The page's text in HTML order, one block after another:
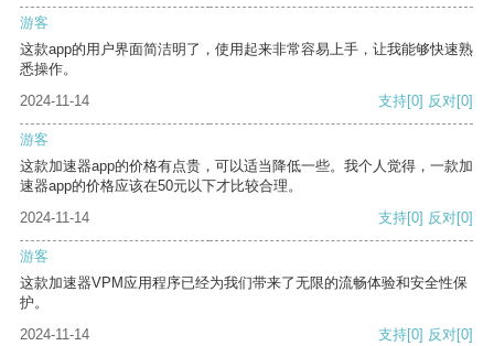
游客
这款app的用户界面简洁明了，使用起来非常容易上手，让我能够快速熟
悉操作。
2024-11-14
支持[0] 反对[0]
游客
这款加速器app的价格有点贵，可以适当降低一些。我个人觉得，一款加
速器app的价格应该在50元以下才比较合理。
2024-11-14
支持[0] 反对[0]
游客
这款加速器VPM应用程序已经为我们带来了无限的流畅体验和安全性保
护。
2024-11-14
支持[0] 反对[0]